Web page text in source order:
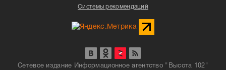
Системы рекомендаций
Сетевое издание Информационное агентство "Высота 102"